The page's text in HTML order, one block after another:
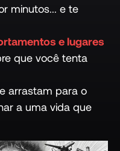
minutos... e te
e lugares
que você tenta
arrastam para o
a uma vida que